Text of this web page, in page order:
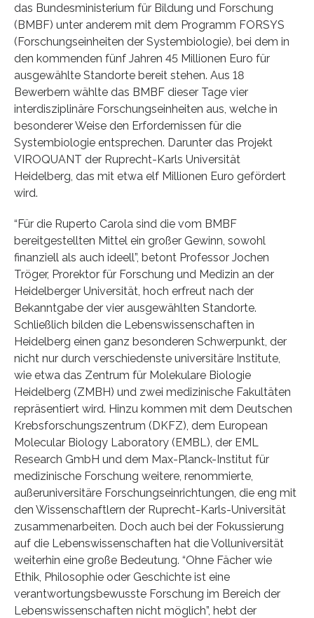
das Bundesministerium für Bildung und Forschung
(BMBF) unter anderem mit dem Programm FORSYS
(Forschungseinheiten der Systembiologie), bei dem in
den kommenden fünf Jahren 45 Millionen Euro für
ausgewählte Standorte bereit stehen. Aus 18
Bewerbern wählte das BMBF dieser Tage vier
interdisziplinäre Forschungseinheiten aus, welche in
besonderer Weise den Erfordernissen für die
Systembiologie entsprechen. Darunter das Projekt
VIROQUANT der Ruprecht-Karls Universität
Heidelberg, das mit etwa elf Millionen Euro gefördert
wird.
“Für die Ruperto Carola sind die vom BMBF
bereitgestellten Mittel ein großer Gewinn, sowohl
finanziell als auch ideell”, betont Professor Jochen
Tröger, Prorektor für Forschung und Medizin an der
Heidelberger Universität, hoch erfreut nach der
Bekanntgabe der vier ausgewählten Standorte.
Schließlich bilden die Lebenswissenschaften in
Heidelberg einen ganz besonderen Schwerpunkt, der
nicht nur durch verschiedenste universitäre Institute,
wie etwa das Zentrum für Molekulare Biologie
Heidelberg (ZMBH) und zwei medizinische Fakultäten
repräsentiert wird. Hinzu kommen mit dem Deutschen
Krebsforschungszentrum (DKFZ), dem European
Molecular Biology Laboratory (EMBL), der EML
Research GmbH und dem Max-Planck-Institut für
medizinische Forschung weitere, renommierte,
außeruniversitäre Forschungseinrichtungen, die eng mit
den Wissenschaftlern der Ruprecht-Karls-Universität
zusammenarbeiten. Doch auch bei der Fokussierung
auf die Lebenswissenschaften hat die Volluniversität
weiterhin eine große Bedeutung. “Ohne Fächer wie
Ethik, Philosophie oder Geschichte ist eine
verantwortungsbewusste Forschung im Bereich der
Lebenswissenschaften nicht möglich”, hebt der